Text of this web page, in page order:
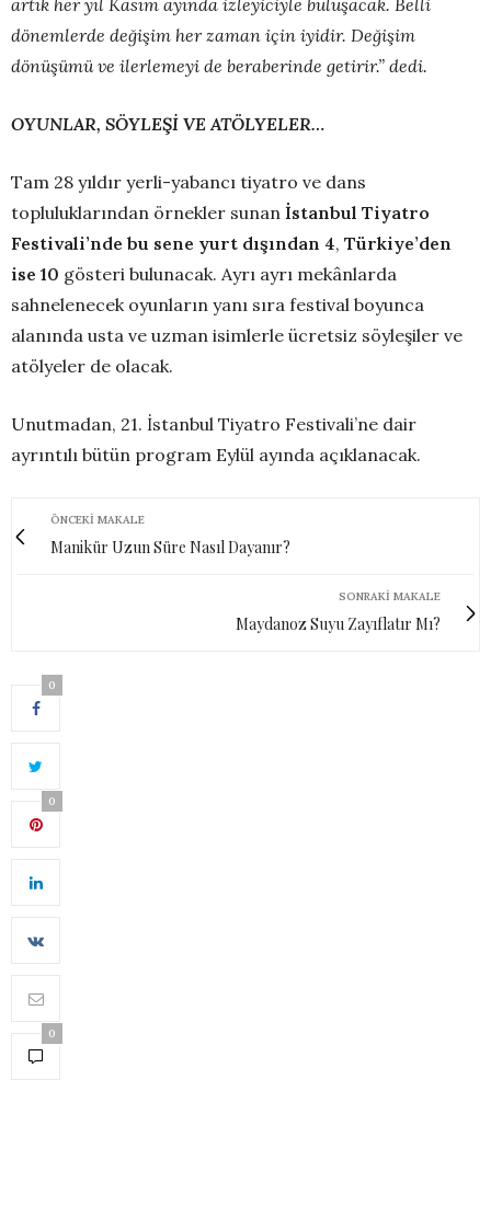
artık her yıl Kasım ayında izleyiciyle buluşacak. Belli
dönemlerde değişim her zaman için iyidir. Değişim
dönüşümü ve ilerlemeyi de beraberinde getirir.” dedi.
OYUNLAR, SÖYLEŞİ VE ATÖLYELER…
Tam 28 yıldır yerli-yabancı tiyatro ve dans
topluluklarından örnekler sunan İstanbul Tiyatro
Festivali’nde bu sene yurt dışından 4, Türkiye’den
ise 10 gösteri bulunacak. Ayrı ayrı mekânlarda
sahnelenecek oyunların yanı sıra festival boyunca
alanında usta ve uzman isimlerle ücretsiz söyleşiler ve
atölyeler de olacak.
Unutmadan, 21. İstanbul Tiyatro Festivali’ne dair
ayrıntılı bütün program Eylül ayında açıklanacak.
ÖNCEKI MAKALE
Manikür Uzun Süre Nasıl Dayanır?
SONRAKI MAKALE
Maydanoz Suyu Zayıflatır Mı?
0
0
0